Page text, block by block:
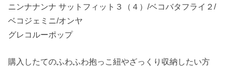
ニンナナンナ サットフィット３（４）/ベコバタフライ２/
ベコジェミニ/オンヤ
グレコルーポップ
購入したてのふわふわ抱っこ紐やざっくり収納したい方